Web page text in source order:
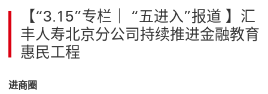
【“3.15”专栏｜ “五进入”报道 】汇
丰人寿北京分公司持续推进金融教育
惠民工程
进商圈